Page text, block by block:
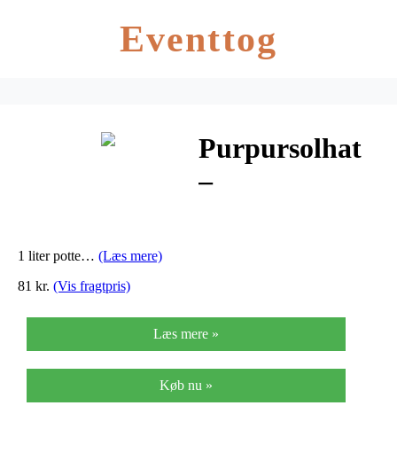
Eventtog
Purpursolhat
–
1 liter potte… (Læs mere)
81 kr. (Vis fragtpris)
Læs mere »
Køb nu »